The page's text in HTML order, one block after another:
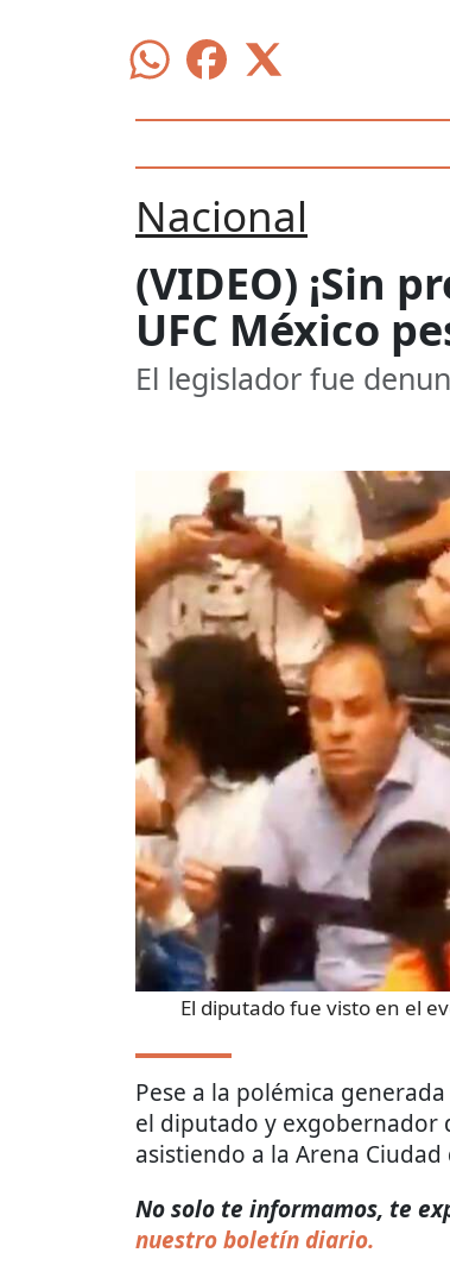
Nacional
(VIDEO) ¡Sin
UFC México
El legislador fue
El diputado fue visto en el
Pese a la polémica
el diputado y exgobernador
asistiendo a la Arena Ciudad
No solo te informamos, te
nuestro boletín diario.